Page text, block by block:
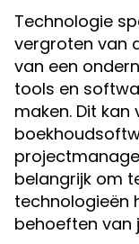
Technologie
vergroten van
van een
tools en
maken. Dit kan
belangrijk om
technologieën
behoeften van